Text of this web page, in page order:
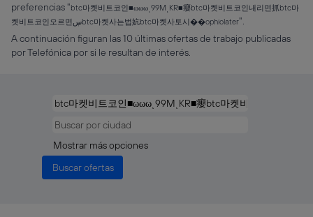
preferencias "btc마켓비트코인■ωωωͺ99MͺKR■癭btc마켓비트코인내리면抓btc마
켓비트코인오르면ڛbtc마켓사는법妔btc마켓사토시��ophiolater".
A continuación figuran las 10 últimas ofertas de trabajo publicadas
por Telefónica por si le resultan de interés.
Mostrar más opciones